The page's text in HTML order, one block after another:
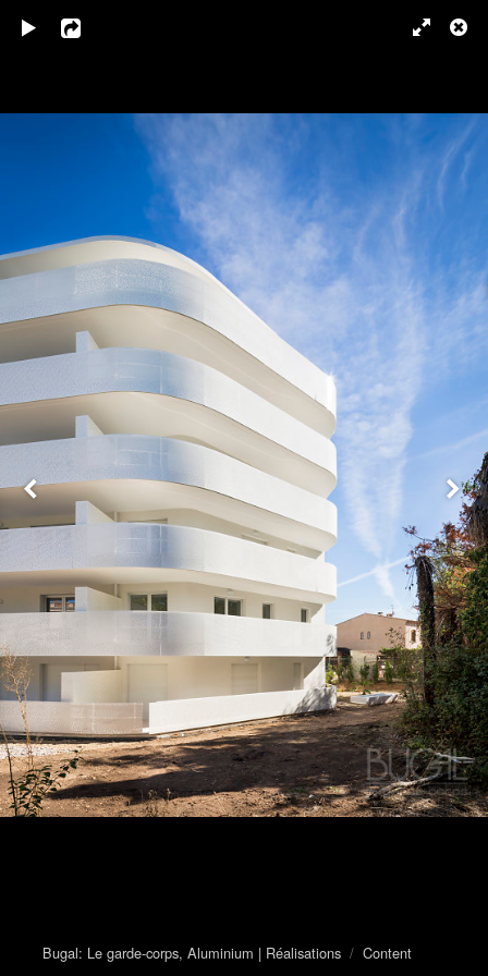
Bugal: Le garde-corps, Aluminium | Réalisations/ Content